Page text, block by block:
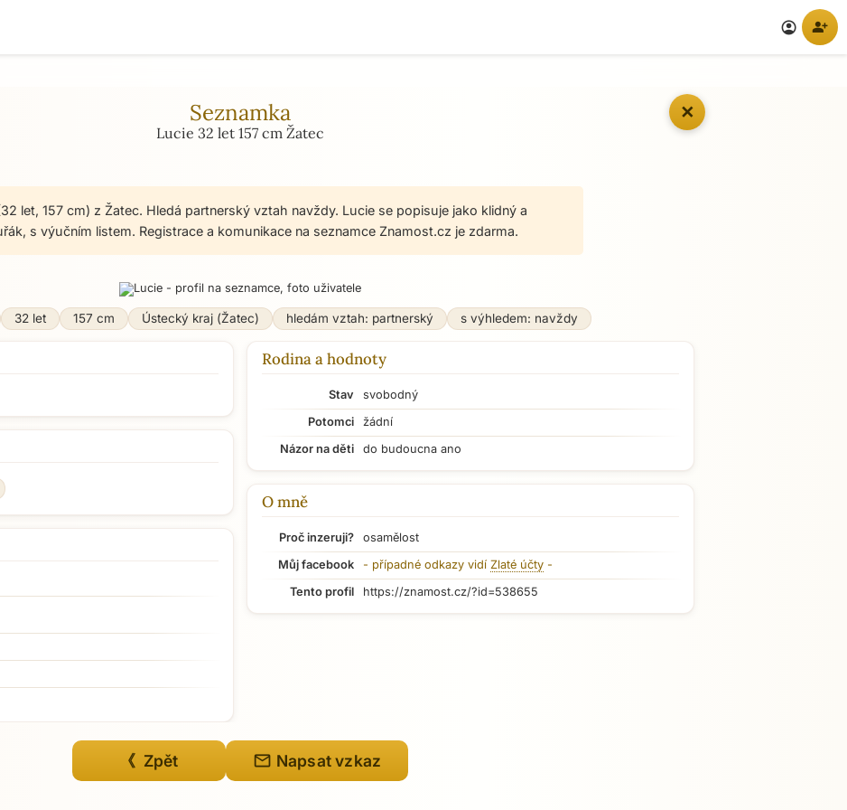
account_circle person_add
✕
Seznamka
Lucie 32 let 157 cm Žatec
let, 157 cm) z Žatec. Hledá partnerský vztah navždy. Lucie se popisuje jako klidný a
s výučním listem. Registrace a komunikace na seznamce Znamost.cz je zdarma.
32 let 157 cm Ústecký kraj (Žatec) hledám vztah: partnerský s výhledem: navždy
Rodina a hodnoty
Stav
svobodný
Potomci
žádní
Názor na děti
do budoucna ano
O mně
Proč inzeruji?
osamělost
Můj facebook
- případné odkazy vidí Zlaté účty -
Tento profil
https://znamost.cz/?id=538655
《 Zpět mail Napsat vzkaz